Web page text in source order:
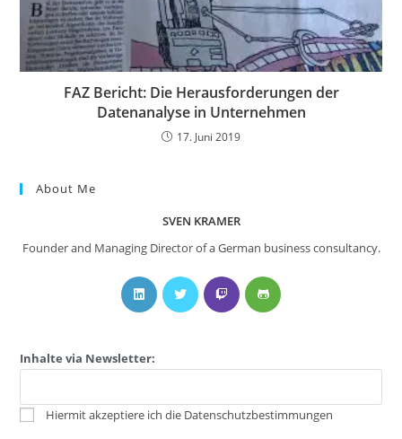
FAZ Bericht: Die Herausforderungen der
Datenanalyse in Unternehmen
17. Juni 2019
About Me
SVEN KRAMER
Founder and Managing Director of a German business consultancy.
Inhalte via Newsletter:
Hiermit akzeptiere ich die Datenschutzbestimmungen